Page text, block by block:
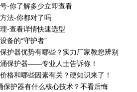
-你了解多少立即查看
法-你都对了吗
-查看详情快速选型
备的“守护者”
护器优势有哪些？实力厂家教您辨别
保护器——专业人士告诉你！
格和哪些因素有关？硬知识来了！
保护器有什么核心技术？不看后悔